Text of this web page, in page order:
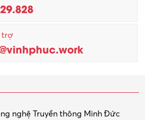
trợ
nghệ Truyền thông Minh Đức